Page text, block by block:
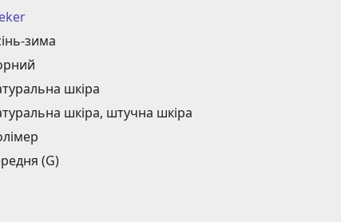
зима
шкіра
шкіра, штучна шкіра
(G)